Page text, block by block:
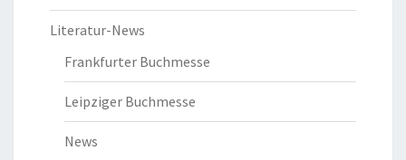
Literatur-News
Frankfurter Buchmesse
Leipziger Buchmesse
News